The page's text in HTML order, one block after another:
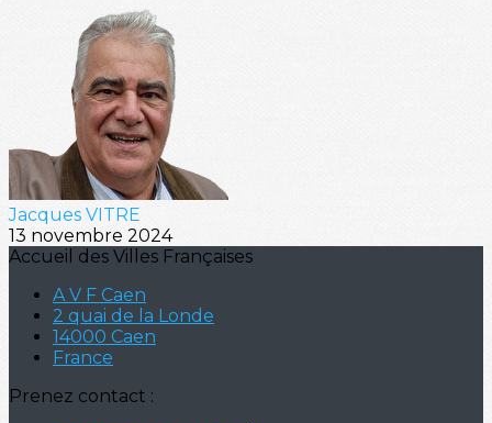
Jacques VITRE
13 novembre 2024
Accueil des Villes Françaises
A V F Caen
2 quai de la Londe
14000 Caen
France
Prenez contact :